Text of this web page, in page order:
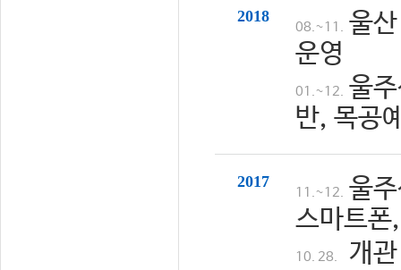
2018
08.~11. 울
운영
01.~12. 울
반, 목공
2017
11.~12. 울
스마트
10. 28. 개